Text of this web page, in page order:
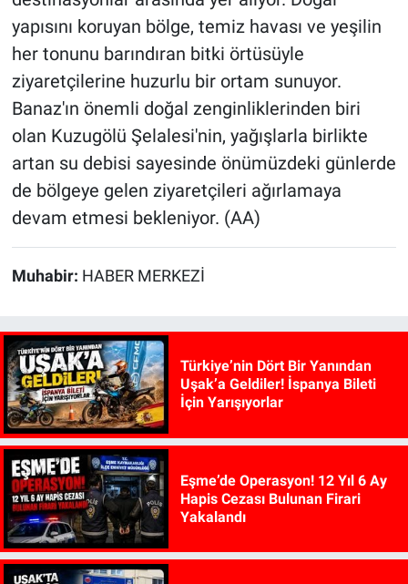
yapısını koruyan bölge, temiz havası ve yeşilin
her tonunu barındıran bitki örtüsüyle
ziyaretçilerine huzurlu bir ortam sunuyor.
Banaz'ın önemli doğal zenginliklerinden biri
olan Kuzugölü Şelalesi'nin, yağışlarla birlikte
artan su debisi sayesinde önümüzdeki günlerde
de bölgeye gelen ziyaretçileri ağırlamaya
devam etmesi bekleniyor. (AA)
Muhabir: HABER MERKEZİ
Türkiye’nin Dört Bir Yanından
Uşak’a Geldiler! İspanya Bileti
İçin Yarışıyorlar
Eşme’de Operasyon! 12 Yıl 6 Ay
Hapis Cezası Bulunan Firari
Yakalandı